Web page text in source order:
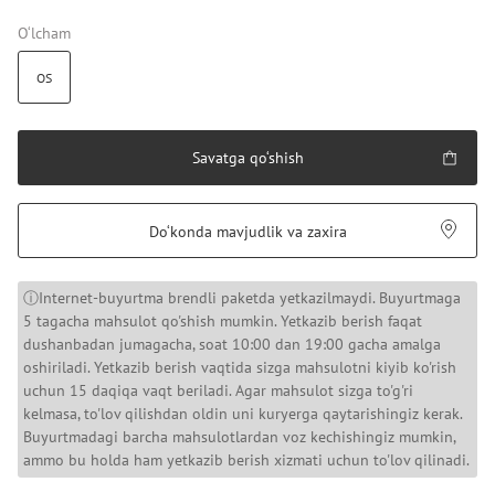
O‘lcham
OS
Savatga qo‘shish
Do‘konda mavjudlik va zaxira
ⓘInternet-buyurtma brendli paketda yetkazilmaydi. Buyurtmaga
5 tagacha mahsulot qo'shish mumkin. Yetkazib berish faqat
dushanbadan jumagacha, soat 10:00 dan 19:00 gacha amalga
oshiriladi. Yetkazib berish vaqtida sizga mahsulotni kiyib ko'rish
uchun 15 daqiqa vaqt beriladi. Agar mahsulot sizga to'g'ri
kelmasa, to'lov qilishdan oldin uni kuryerga qaytarishingiz kerak.
Buyurtmadagi barcha mahsulotlardan voz kechishingiz mumkin,
ammo bu holda ham yetkazib berish xizmati uchun to'lov qilinadi.